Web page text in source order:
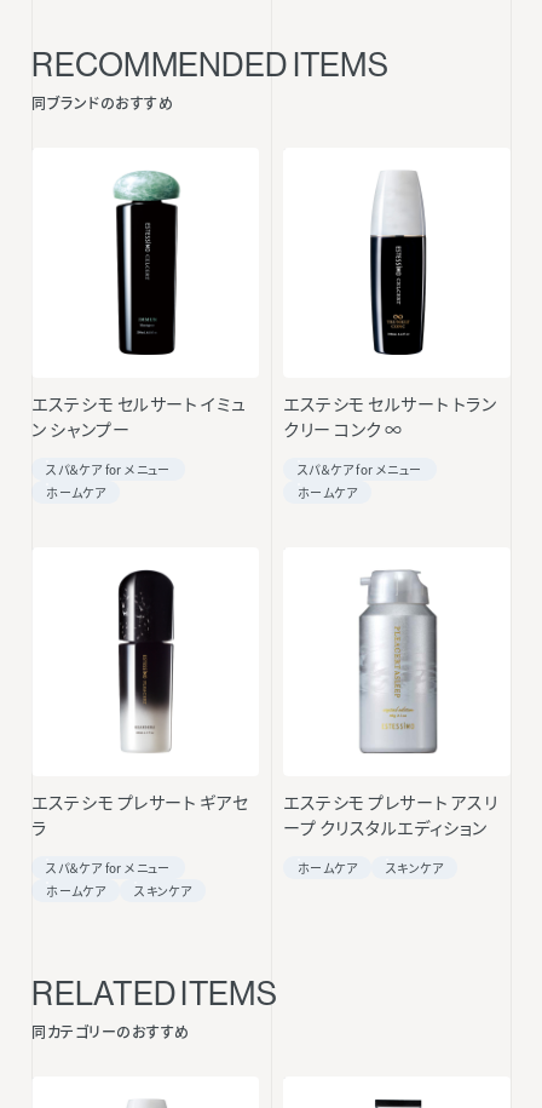
RECOMMENDED ITEMS
同ブランドのおすすめ
エステシモ セルサート イミュ
ン シャンプー
スパ＆ケア for メニュー
ホームケア
エステシモ セルサート トラン
クリー コンク ∞
スパ＆ケア for メニュー
ホームケア
エステシモ プレサート ギアセ
ラ
スパ＆ケア for メニュー
ホームケア
スキンケア
エステシモ プレサート アスリ
ープ クリスタルエディション
ホームケア スキンケア
RELATED ITEMS
同カテゴリーのおすすめ